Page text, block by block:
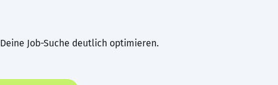
Job-Suche deutlich optimieren.